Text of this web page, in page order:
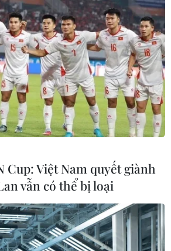
Cup: Việt Nam quyết giành
vẫn có thể bị loại